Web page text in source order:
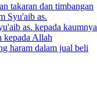
takaran dan timbangan
Syu'aib as.
as. kepada kaumnya
kepada Allah
haram dalam jual beli